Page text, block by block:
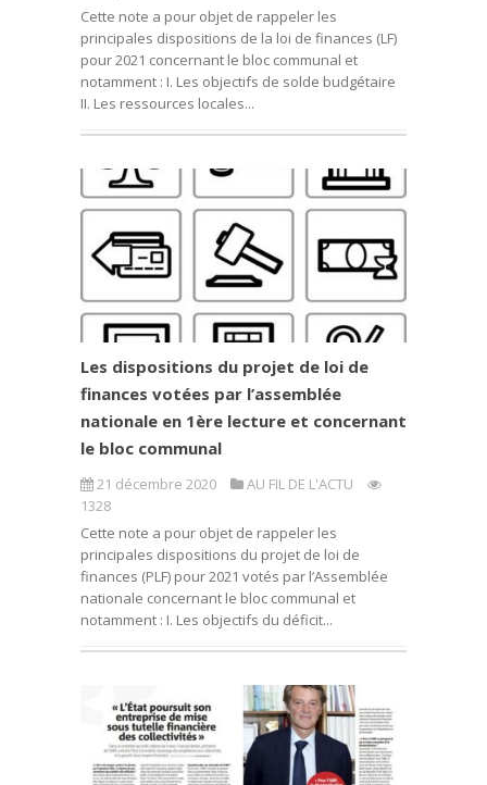
Cette note a pour objet de rappeler les
principales dispositions de la loi de finances (LF)
pour 2021 concernant le bloc communal et
notamment : I. Les objectifs de solde budgétaire
II. Les ressources locales...
Les dispositions du projet de loi de
finances votées par l’assemblée
nationale en 1ère lecture et concernant
le bloc communal
21 décembre 2020
AU FIL DE L'ACTU
1328
Cette note a pour objet de rappeler les
principales dispositions du projet de loi de
finances (PLF) pour 2021 votés par l’Assemblée
nationale concernant le bloc communal et
notamment : I. Les objectifs du déficit...